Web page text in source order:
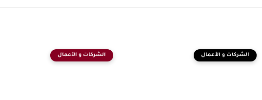
الشركات و الأعمال الشركات و الأعمال